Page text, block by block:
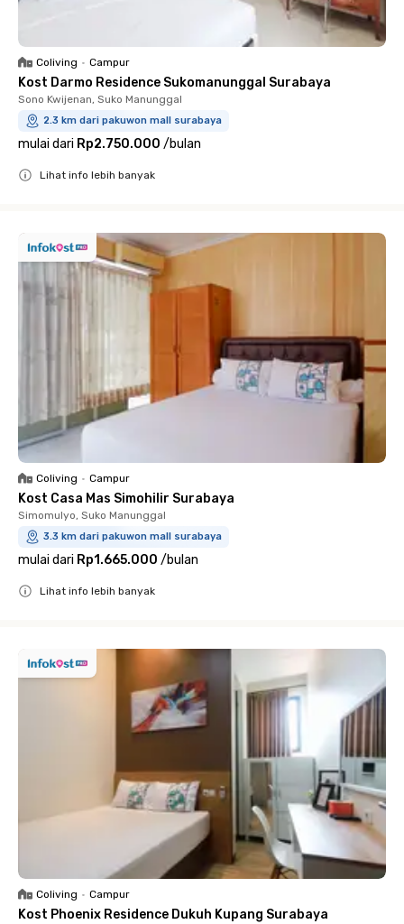
Coliving • Campur
Kost Darmo Residence Sukomanunggal Surabaya
Sono Kwijenan, Suko Manunggal
2.3 km dari pakuwon mall surabaya
mulai dari Rp2.750.000 /bulan
Lihat info lebih banyak
Coliving • Campur
Kost Casa Mas Simohilir Surabaya
Simomulyo, Suko Manunggal
3.3 km dari pakuwon mall surabaya
mulai dari Rp1.665.000 /bulan
Lihat info lebih banyak
Coliving • Campur
Kost Phoenix Residence Dukuh Kupang Surabaya